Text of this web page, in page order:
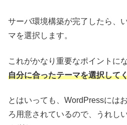
サーバ環境構築が完了したら、
マを選択します。
これがかなり重要なポイントに
自分に合ったテーマを選択して
とはいっても、WordPressには
ろ用意されているので、うれし